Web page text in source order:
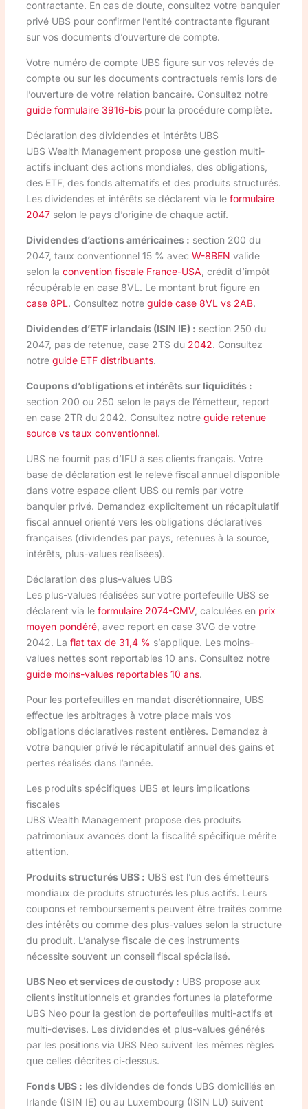
contractante. En cas de doute, consultez votre banquier
privé UBS pour confirmer l’entité contractante figurant
sur vos documents d’ouverture de compte.
Votre numéro de compte UBS figure sur vos relevés de
compte ou sur les documents contractuels remis lors de
l’ouverture de votre relation bancaire. Consultez notre
guide formulaire 3916-bispour la procédure complète.
Déclaration des dividendes et intérêts UBS
UBS Wealth Management propose une gestion multi-
actifs incluant des actions mondiales, des obligations,
des ETF, des fonds alternatifs et des produits structurés.
Les dividendes et intérêts se déclarent via le formulaire
2047selon le pays d’origine de chaque actif.
Dividendes d’actions américaines : section 200 du
2047, taux conventionnel 15 % avec W-8BEN valide
selon la convention fiscale France-USA , crédit d’impôt
récupérable en case 8VL. Le montant brut figure en
case 8PL. Consultez notre guide case 8VL vs 2AB.
Dividendes d’ETF irlandais (ISIN IE) : section 250 du
2047, pas de retenue, case 2TS du 2042. Consultez
notre guide ETF distribuants.
Coupons d’obligations et intérêts sur liquidités :
section 200 ou 250 selon le pays de l’émetteur, report
en case 2TR du 2042. Consultez notre guide retenue
source vs taux conventionnel.
UBS ne fournit pas d’IFU à ses clients français. Votre
base de déclaration est le relevé fiscal annuel disponible
dans votre espace client UBS ou remis par votre
banquier privé. Demandez explicitement un récapitulatif
fiscal annuel orienté vers les obligations déclaratives
françaises (dividendes par pays, retenues à la source,
intérêts, plus-values réalisées).
Déclaration des plus-values UBS
Les plus-values réalisées sur votre portefeuille UBS se
déclarent via le formulaire 2074-CMV, calculées en prix
moyen pondéré, avec report en case 3VG de votre
2042. La flat tax de 31,4 % s’applique. Les moins-
values nettes sont reportables 10 ans. Consultez notre
guide moins-values reportables 10 ans.
Pour les portefeuilles en mandat discrétionnaire, UBS
effectue les arbitrages à votre place mais vos
obligations déclaratives restent entières. Demandez à
votre banquier privé le récapitulatif annuel des gains et
pertes réalisés dans l’année.
Les produits spécifiques UBS et leurs implications
fiscales
UBS Wealth Management propose des produits
patrimoniaux avancés dont la fiscalité spécifique mérite
attention.
Produits structurés UBS : UBS est l’un des émetteurs
mondiaux de produits structurés les plus actifs. Leurs
coupons et remboursements peuvent être traités comme
des intérêts ou comme des plus-values selon la structure
du produit. L’analyse fiscale de ces instruments
nécessite souvent un conseil fiscal spécialisé.
UBS Neo et services de custody : UBS propose aux
clients institutionnels et grandes fortunes la plateforme
UBS Neo pour la gestion de portefeuilles multi-actifs et
multi-devises. Les dividendes et plus-values générés
par les positions via UBS Neo suivent les mêmes règles
que celles décrites ci-dessus.
Fonds UBS : les dividendes de fonds UBS domiciliés en
Irlande (ISIN IE) ou au Luxembourg (ISIN LU) suivent